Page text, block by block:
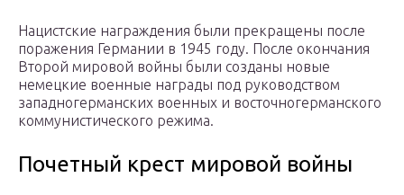
Нацистские награждения были прекращены после
поражения Германии в 1945 году. После окончания
Второй мировой войны были созданы новые
немецкие военные награды под руководством
западногерманских военных и восточногерманского
коммунистического режима.
Почетный крест мировой войны